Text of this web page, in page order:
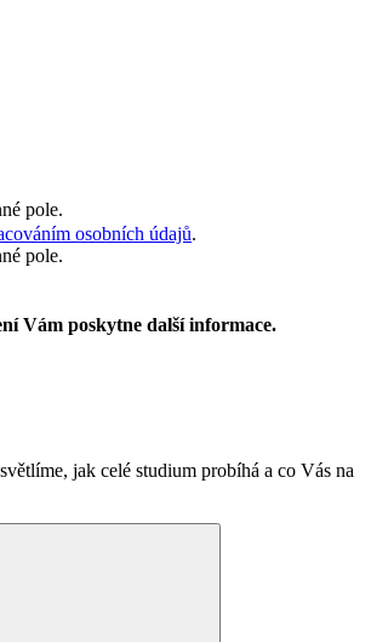
pole.
osobních údajů.
pole.
Vám poskytne další informace.
jak celé studium probíhá a co Vás na